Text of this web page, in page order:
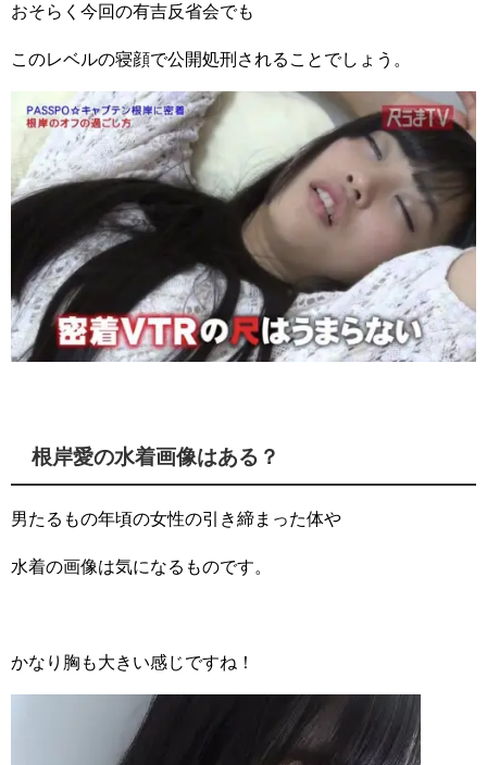
おそらく今回の有吉反省会でも
このレベルの寝顔で公開処刑されることでしょう。
根岸愛の水着画像はある？
男たるもの年頃の女性の引き締まった体や
水着の画像は気になるものです。
かなり胸も大きい感じですね！